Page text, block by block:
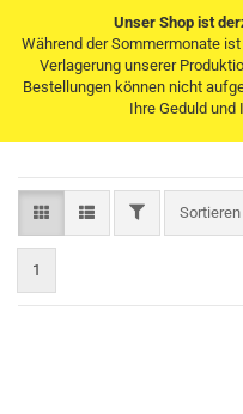
Unser Shop ist
Während der Sommermonate
Verlagerung unserer
Bestellungen können nicht
Ihre Geduld und
Treppenstufen Birke
FILTER
1